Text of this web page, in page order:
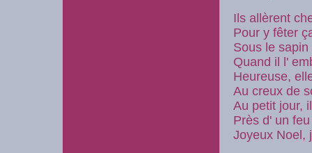
Ils allèrent
Pour y fêter
Sous le
Quand il l'
Heureuse,
Au creux de
Au petit jour,
Près d' un
Joyeux Noel,